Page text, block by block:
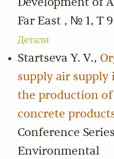
Development of
Far East , № 1, Т
Детали
Startseva Y. V.,
supply air
the production
concrete
Conference
Environmental